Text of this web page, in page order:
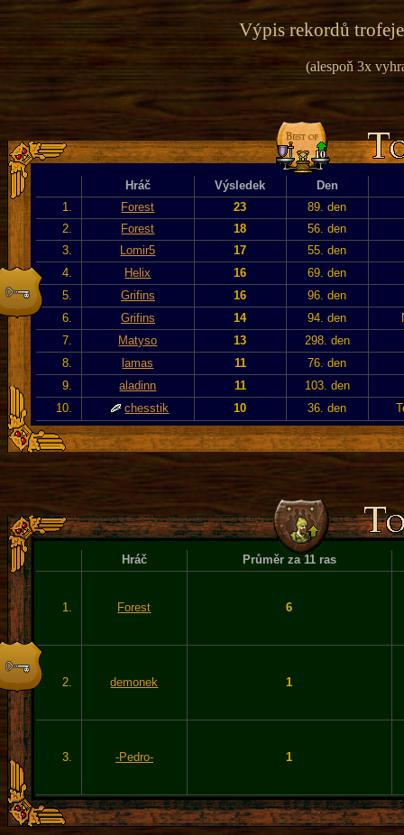
Výpis rekordů
(alespoň 3x
Hráč Výsledek
Den
1.
Forest 23
89. den
2.
Forest 18
56. den
3.
Lomir5 17
55. den
4.
Helix 16
69. den
5.
Grifins 16
96. den
6.
Grifins 14 94. den
7.
Matyso 13
298. den
8.
lamas 11
76. den
9.
aladinn 11
103. den
10.
chesstik 10 36. den
Hráč Průměr za 11 ras
1. Forest 6
2. demonek 1
3. -Pedro- 1